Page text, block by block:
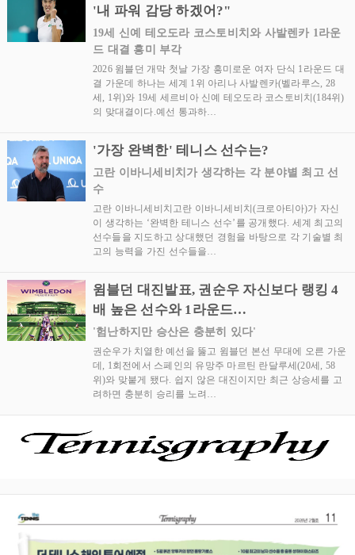
'내 파워 감당 하겠어?"
19세 신예 테오도라 코스토비치와 사발렌카 1라운
드 대결 흥미 부각
2026 윔블던 개막 첫날 가장 흥미로운 여자 단식 1라운드 대
결 가운데 하나는 세계 1위 아리나 사발렌카(벨라루스, 28
세, 1위)와 19세 세르비아 신예 테오도라 코스토비치(184위)
의 맞대결이다.예선 통과하…
'가장 완벽한' 테니스 선수는?
고란 이바니세비치가 생각하는 각 분야별 최고 선
수
고란 이바니세비치고란 이바니세비치(크로아티아)가 자신
이 생각하는 ‘완벽한 테니스 선수’를 공개했다. 세계 최고의
선수들을 지도하고 상대했던 경험을 바탕으로 각 기술별 최
고의 능력을 가진 선수들을…
윔블던 대진발표, 권순우 자신보다 랭킹 4
배 높은 선수와 1라운드…
'험난하지만 승산은 충분히 있다'
권순우가 치열한 예선을 뚫고 윔블던 본선 무대에 오른 가운
데, 1회전에서 스페인의 유망주 마르틴 란달루세(20세, 58
위)와 맞붙게 됐다. 쉽지 않은 대진이지만 최근 상승세를 고
려하면 충분히 승리를 노려…